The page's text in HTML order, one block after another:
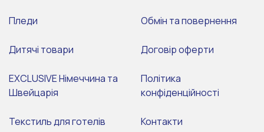
Пледи
Дитячі товари
EXCLUSIVE Німеччина та
Швейцарія
Текстиль для готелів
Обмін та повернення
Договір оферти
Політика
конфіденційності
Контакти